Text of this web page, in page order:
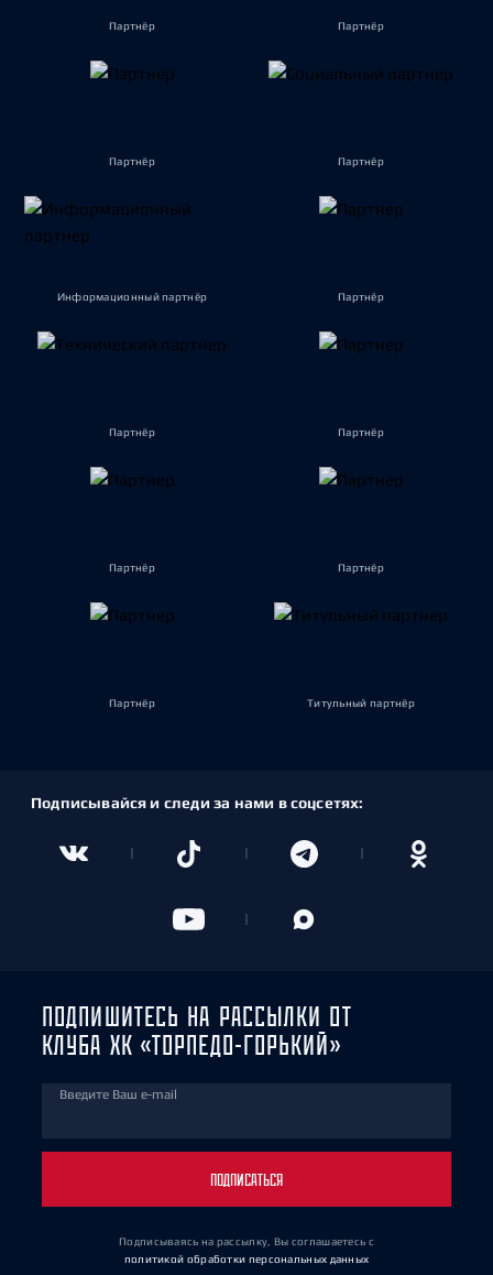
Партнёр Партнёр
Партнёр Партнёр
Информационный партнёр Партнёр
Партнёр Партнёр
Партнёр Партнёр
Партнёр Титульный партнёр
Подписывайся и следи за нами в соцсетях:
ПОДПИШИТЕСЬ НА РАССЫЛКИ ОТ
КЛУБА ХК «ТОРПЕДО-ГОРЬКИЙ»
Введите Ваш e-mail
ПОДПИСАТЬСЯ
Подписываясь на рассылку, Вы соглашаетесь с
политикой обработки персональных данных